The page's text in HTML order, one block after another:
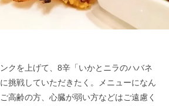
クを上げて、8辛「いかとニラのハバネ
挑戦していただきたく。メニューになん
高齢の方、心臓が弱い方などはご遠慮く